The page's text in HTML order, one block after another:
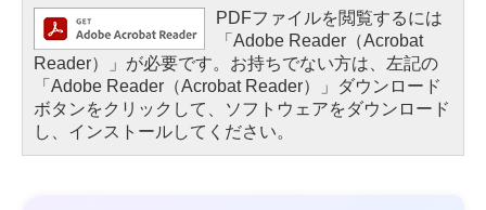
PDFファイルを閲覧するには
「Adobe Reader（Acrobat
Reader）」が必要です。お持ちでない方は、左記の
「Adobe Reader（Acrobat Reader）」ダウンロード
ボタンをクリックして、ソフトウェアをダウンロード
し、インストールしてください。